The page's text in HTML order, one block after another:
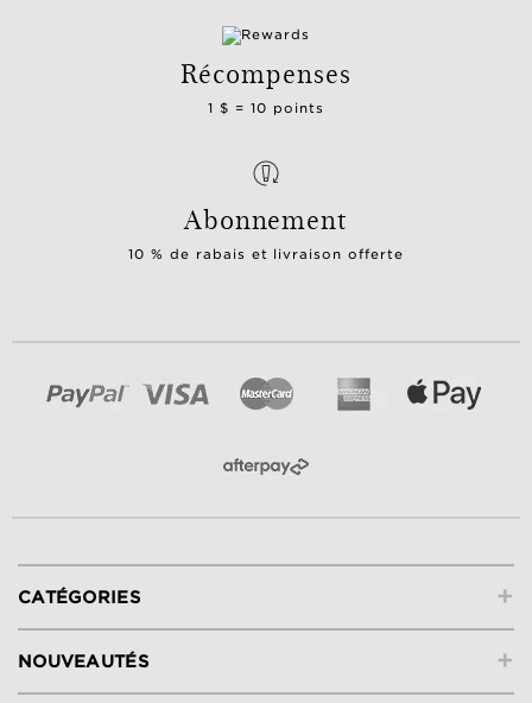
Récompenses
1 $ = 10 points
Abonnement
10 % de rabais et livraison offerte
+
CATÉGORIES
+
NOUVEAUTÉS